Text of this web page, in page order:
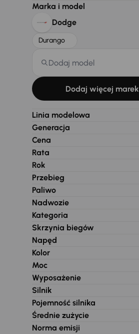
Marka i model
Dodge
Durango
Dodaj model
Dodaj więcej marek
Linia modelowa
Generacja
Cena
Rata
Rok
Przebieg
Paliwo
Nadwozie
Kategoria
Skrzynia biegów
Napęd
Kolor
Moc
Wyposażenie
Silnik
Pojemność silnika
Średnie zużycie
Norma emisji